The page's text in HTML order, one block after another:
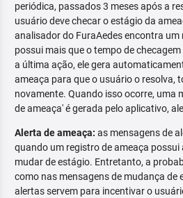
periódica, passados 3 meses após a
usuário deve checar o estágio da
analisador do FuraAedes encontra um
possui mais que o tempo de
a última ação, ele gera
ameaça para que o usuário o resolva,
novamente. Quando isso ocorre, uma
de ameaça' é gerada pelo aplicativo,
Alerta de ameaça: as mensagens de
quando um registro de ameaça
mudar de estágio. Entretanto, a
como nas mensagens de mudança de
alertas servem para incentivar o